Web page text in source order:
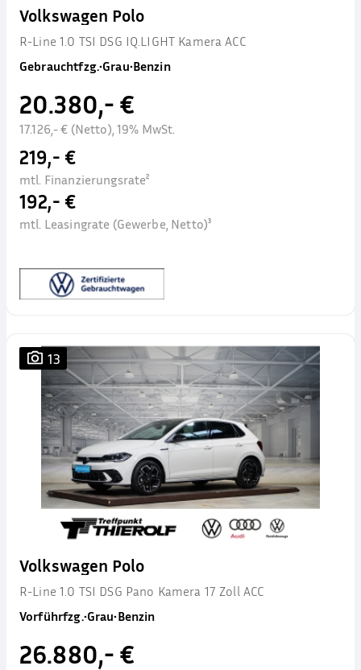
Volkswagen Polo
R-Line 1.0 TSI DSG IQ.LIGHT Kamera ACC
Gebrauchtfzg.•Grau•Benzin
20.380,- €
17.126,- € (Netto), 19% MwSt.
219,- €
mtl. Finanzierungsrate²
192,- €
mtl. Leasingrate (Gewerbe, Netto)³
13
Volkswagen Polo
R-Line 1.0 TSI DSG Pano Kamera 17 Zoll ACC
Vorführfzg.•Grau•Benzin
26.880,- €